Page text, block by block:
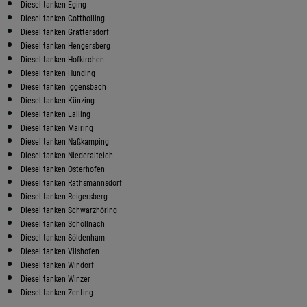
Diesel tanken Eging
Diesel tanken Gottholling
Diesel tanken Grattersdorf
Diesel tanken Hengersberg
Diesel tanken Hofkirchen
Diesel tanken Hunding
Diesel tanken Iggensbach
Diesel tanken Künzing
Diesel tanken Lalling
Diesel tanken Mairing
Diesel tanken Naßkamping
Diesel tanken Niederalteich
Diesel tanken Osterhofen
Diesel tanken Rathsmannsdorf
Diesel tanken Reigersberg
Diesel tanken Schwarzhöring
Diesel tanken Schöllnach
Diesel tanken Söldenham
Diesel tanken Vilshofen
Diesel tanken Windorf
Diesel tanken Winzer
Diesel tanken Zenting